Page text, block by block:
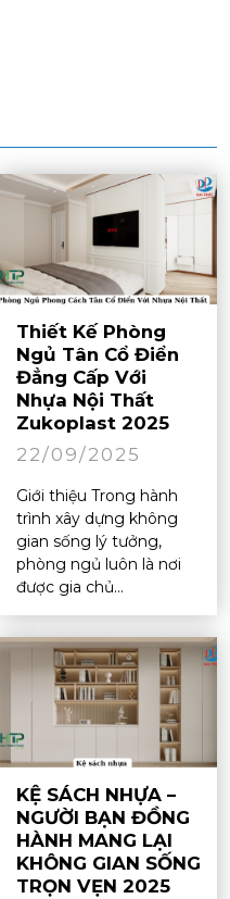
Thiết Kế Phòng
Ngủ Tân Cổ Điển
Đẳng Cấp Với
Nhựa Nội Thất
Zukoplast 2025
22/09/2025
Giới thiệu Trong hành
trình xây dựng không
gian sống lý tưởng,
phòng ngủ luôn là nơi
được gia chủ...
KỆ SÁCH NHỰA –
NGƯỜI BẠN ĐỒNG
HÀNH MANG LẠI
KHÔNG GIAN SỐNG
TRỌN VẸN 2025